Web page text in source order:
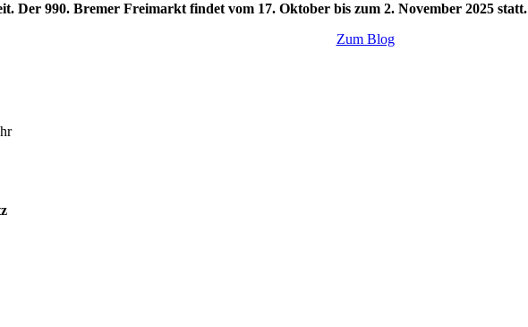
Der 990. Bremer Freimarkt findet vom 17. Oktober bis zum 2. November 2025 statt.
Zum Blog